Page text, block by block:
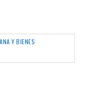
Y BIENES